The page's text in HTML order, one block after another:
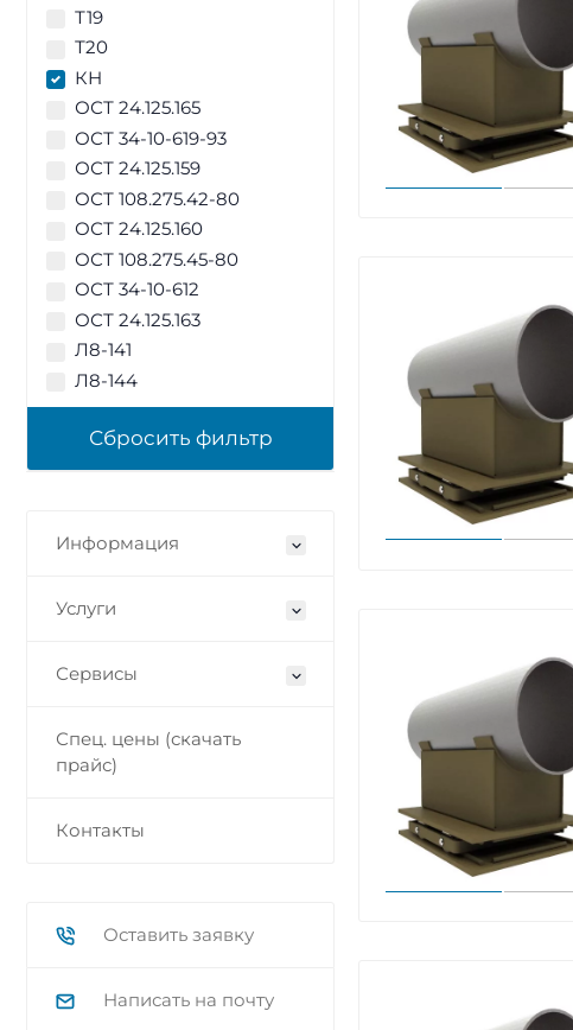
Т19
Т20
КН
ОСТ 24.125.165
ОСТ 34-10-619-93
ОСТ 24.125.159
ОСТ 108.275.42-80
ОСТ 24.125.160
ОСТ 108.275.45-80
ОСТ 34-10-612
ОСТ 24.125.163
Л8-141
Л8-144
Информация
Услуги
Сервисы
Спец. цены (скачать
прайс)
Контакты
Оставить заявку
Написать на почту